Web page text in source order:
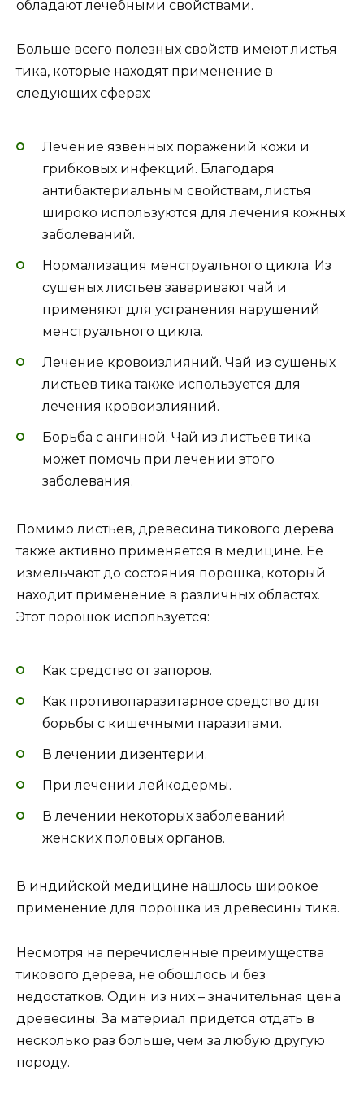
обладают лечебными свойствами.
Больше всего полезных свойств имеют листья
тика, которые находят применение в
следующих сферах:
Лечение язвенных поражений кожи и
грибковых инфекций. Благодаря
антибактериальным свойствам, листья
широко используются для лечения кожных
заболеваний.
Нормализация менструального цикла. Из
сушеных листьев заваривают чай и
применяют для устранения нарушений
менструального цикла.
Лечение кровоизлияний. Чай из сушеных
листьев тика также используется для
лечения кровоизлияний.
Борьба с ангиной. Чай из листьев тика
может помочь при лечении этого
заболевания.
Помимо листьев, древесина тикового дерева
также активно применяется в медицине. Ее
измельчают до состояния порошка, который
находит применение в различных областях.
Этот порошок используется:
Как средство от запоров.
Как противопаразитарное средство для
борьбы с кишечными паразитами.
В лечении дизентерии.
При лечении лейкодермы.
В лечении некоторых заболеваний
женских половых органов.
В индийской медицине нашлось широкое
применение для порошка из древесины тика.
Несмотря на перечисленные преимущества
тикового дерева, не обошлось и без
недостатков. Один из них – значительная цена
древесины. За материал придется отдать в
несколько раз больше, чем за любую другую
породу.